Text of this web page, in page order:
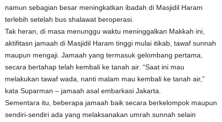
namun sebagian besar meningkatkan ibadah di Masjidil Haram
terlebih setelah bus shalawat beroperasi.
Tak heran, di masa menunggu waktu meninggalkan Makkah ini,
aktifitasn jamaah di Masjidil Haram tinggi mulai itikab, tawaf sunnah
maupun mengaji. Jamaah yang termasuk gelombang pertama,
secara bertahap telah kembali ke tanah air. “Saat ini mau
melakukan tawaf wada, nanti malam mau kembali ke tanah air,”
kata Suparman – jamaah asal embarkasi Jakarta.
Sementara itu, beberapa jamaah baik secara berkelompok maupun
sendiri-sendiri ada yang melaksanakan umrah sunnah selain